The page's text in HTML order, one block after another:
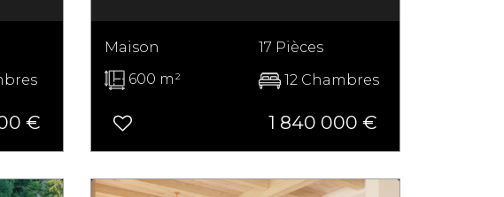
€
Maison
600 m²
17 Pièces
12 Chambres
1 840 000 €